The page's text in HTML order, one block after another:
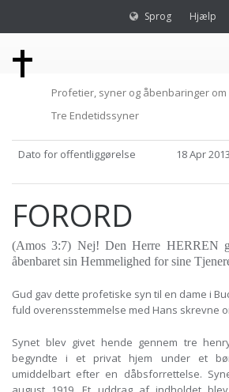
Sprog Hjælp
Profetier, syner og åbenbaringer om
Tre Endetidssyner
Dato for offentliggørelse 18 Apr
FORORD
(Amos 3:7) Nej! Den Herre HERREN
åbenbaret sin Hemmelighed for sine
Gud gav dette profetiske syn til en dame i
fuld overensstemmelse med Hans skrevne
Synet blev givet hende gennem tre
begyndte i et privat hjem under et
umiddelbart efter en dåbsforrettelse.